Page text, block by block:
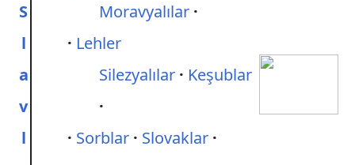
S
l
a
v
l
Moravyalılar
Lehler
Silezyalılar
Keşublar
Sorblar Slovaklar